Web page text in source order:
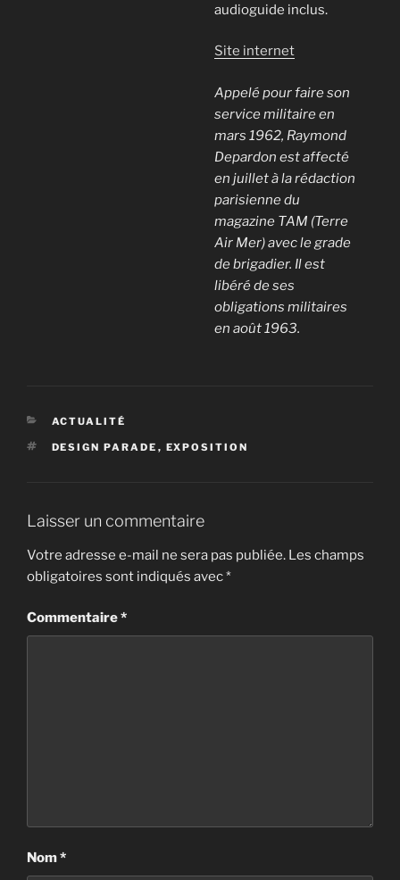
audioguide inclus.
Site internet
Appelé pour faire son
service militaire en
mars 1962, Raymond
Depardon est affecté
en juillet à la rédaction
parisienne du
magazine TAM (Terre
Air Mer) avec le grade
de brigadier. Il est
libéré de ses
obligations militaires
en août 1963.
CATÉGORIES
ACTUALITÉ
ÉTIQUETTES
DESIGN PARADE , EXPOSITION
Laisser un commentaire
Votre adresse e-mail ne sera pas publiée. Les champs
obligatoires sont indiqués avec*
Commentaire*
Nom*